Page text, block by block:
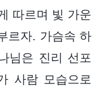
따르며 빛 가운
르자. 가슴속 하
님은 진리 선포
사람 모습으로